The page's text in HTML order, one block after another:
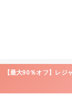
【最大90％オフ】レ